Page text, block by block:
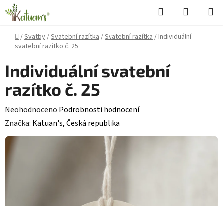
Přejít
na
obsah
Hledat
KOŠÍK
Domů
/Svatby/Svatební razítka/Svatební razítka/Individuální
svatební razítko č. 25
Individuální svatební
razítko č. 25
Průměrné
hodnocení
produktu
Neohodnoceno Podrobnosti hodnocení
Značka: Katuan's, Česká republika